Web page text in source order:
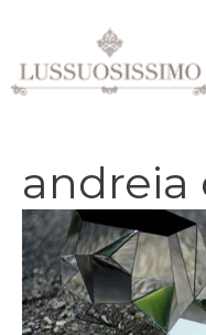
contenuto
andreia